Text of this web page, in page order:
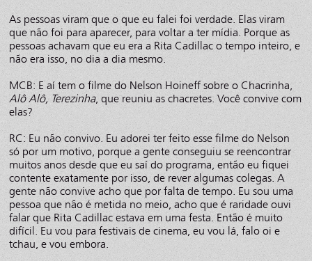
As pessoas viram que o que eu falei foi verdade. Elas viram
que não foi para aparecer, para voltar a ter mídia. Porque as
pessoas achavam que eu era a Rita Cadillac o tempo inteiro, e
não era isso, no dia a dia mesmo.
MCB: E aí tem o filme do Nelson Hoineff sobre o Chacrinha,
Alô Alô, Terezinha, que reuniu as chacretes. Você convive com
elas?
RC: Eu não convivo. Eu adorei ter feito esse filme do Nelson
só por um motivo, porque a gente conseguiu se reencontrar
muitos anos desde que eu saí do programa, então eu fiquei
contente exatamente por isso, de rever algumas colegas. A
gente não convive acho que por falta de tempo. Eu sou uma
pessoa que não é metida no meio, acho que é raridade ouvi
falar que Rita Cadillac estava em uma festa. Então é muito
difícil. Eu vou para festivais de cinema, eu vou lá, falo oi e
tchau, e vou embora.